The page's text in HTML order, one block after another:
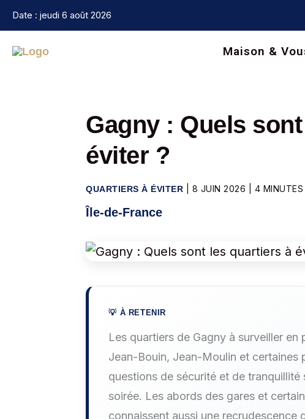
contenu
Date : jeudi 6 août 2026
Maison &
Gagny : Quels
éviter ?
QUARTIERS À ÉVITER 8 JUIN 2026 4 MINUTES
Île-de-France
Les quartiers de Gagny à surveiller
Jean-Bouin, Jean-Moulin et certaines
questions de sécurité et de
soirée. Les abords des gares et
connaissent aussi une recrudescence